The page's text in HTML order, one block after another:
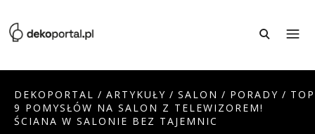
DEKOPORTAL / ARTYKUŁY / SALON / PORADY / TOP
9 POMYSŁÓW NA SALON Z TELEWIZOREM!
ŚCIANA W SALONIE BEZ TAJEMNIC